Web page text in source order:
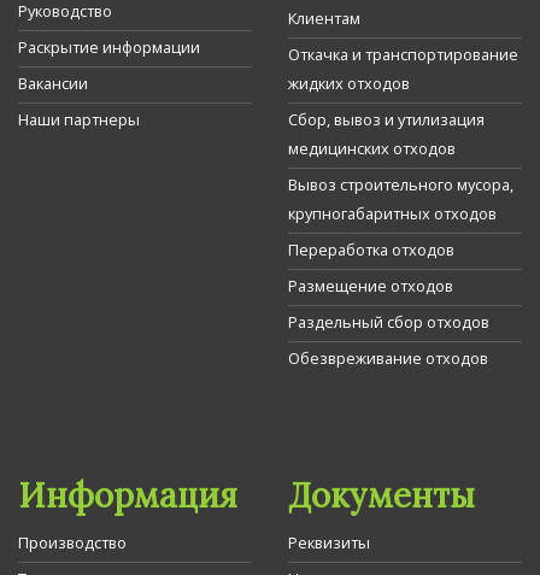
Руководство
Раскрытие информации
Вакансии
Наши партнеры
Клиентам
Откачка и транспортирование
жидких отходов
Сбор, вывоз и утилизация
медицинских отходов
Вывоз строительного мусора,
крупногабаритных отходов
Переработка отходов
Размещение отходов
Раздельный сбор отходов
Обезвреживание отходов
Информация
Производство
Документы
Реквизиты